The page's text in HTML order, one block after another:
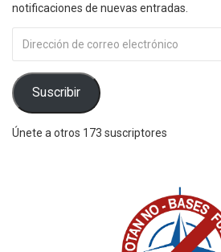
notificaciones de nuevas entradas.
de
correo
electrónico
Suscribir
Únete a otros 173 suscriptores